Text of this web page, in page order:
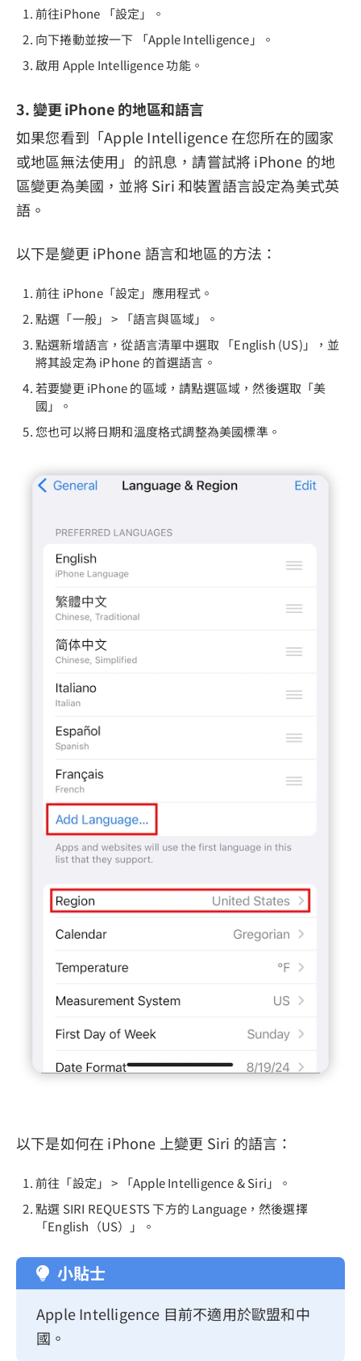
前往iPhone 「設定」。
向下捲動並按一下 「Apple Intelligence」。
啟用 Apple Intelligence 功能。
3. 變更 iPhone 的地區和語言
如果您看到「Apple Intelligence 在您所在的國家
或地區無法使用」的訊息，請嘗試將 iPhone 的地
區變更為美國，並將 Siri 和裝置語言設定為美式英
語。
以下是變更 iPhone 語言和地區的方法：
前往 iPhone「設定」應用程式。
點選「一般」 > 「語言與區域」。
點選新增語言，從語言清單中選取 「English (US)」，並
將其設定為 iPhone 的首選語言。
若要變更 iPhone 的區域，請點選區域，然後選取「美
國」。
您也可以將日期和溫度格式調整為美國標準。
以下是如何在 iPhone 上變更 Siri 的語言：
前往「設定」 > 「Apple Intelligence & Siri」。
點選 SIRI REQUESTS 下方的 Language，然後選擇
「English（US）」。
小貼士
Apple Intelligence 目前不適用於歐盟和中
國。